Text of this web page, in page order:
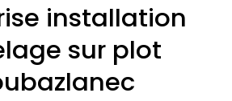
installation
sur plot